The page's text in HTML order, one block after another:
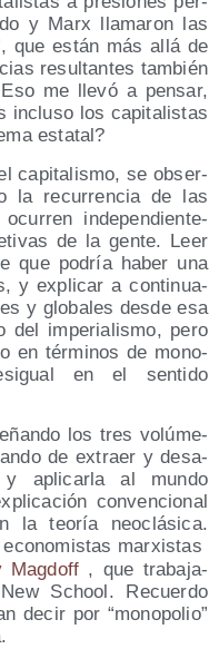
y Marx lla­ma­ron las
que están más allá de
resul­tan­tes tam­bién
me lle­vó a pen­sar,
inclu­so los capi­ta­lis­tas
estatal?
capi­ta­lis­mo, se obser­
la recu­rren­cia de las
inde­pen­dien­te­
de la gen­te. Leer
que podría haber una
y expli­car a con­ti­nua­
y glo­ba­les des­de esa
del impe­ria­lis­mo, pero
en tér­mi­nos de mono­
en el sen­ti­do
los tres volú­me­
de extraer y desa­
apli­car­la al mun­do
con­ven­cio­nal
la teo­ría neo­clá­si­ca.
mar­xis­tas
Mag­doff , que tra­ba­ja­
School. Recuer­do
decir por “mono­po­lio”